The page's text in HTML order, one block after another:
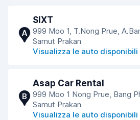
A
SIXT
999 Moo 1, T.Nong Prue,
Samut Prakan
Visualizza le auto disponibili
B
Asap Car Rental
999 Moo 1 Nong Prue, Bang
Samut Prakan
Visualizza le auto disponibili